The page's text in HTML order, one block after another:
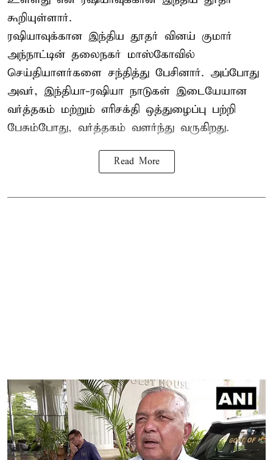
கூறியுள்ளார்.
ரஷியாவுக்கான இந்திய தூதர் வினய் குமார்
அந்நாட்டின் தலைநகர் மாஸ்கோவில்
செய்தியாளர்களை சந்தித்து பேசினார். அப்போது
அவர், இந்தியா-ரஷியா நாடுகள் இடையேயான
வர்த்தகம் மற்றும் எரிசக்தி ஒத்துழைப்பு பற்றி
பேசும்போது, வர்த்தகம் வளர்ந்து வருகிறது.
Read More